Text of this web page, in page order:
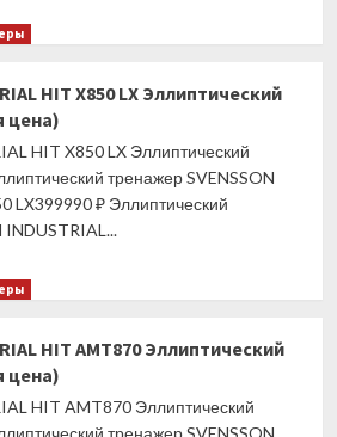
HIT X850 LX Эллиптический
цена)
HIT X850 LX Эллиптический
тренажер SVENSSON
LX399990 ₽ Эллиптический
INDUSTRIAL...
HIT AMT870 Эллиптический
цена)
HIT AMT870 Эллиптический
тренажер SVENSSON